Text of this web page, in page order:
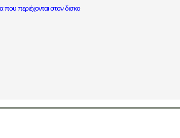
που περιέχονται στον δισκο